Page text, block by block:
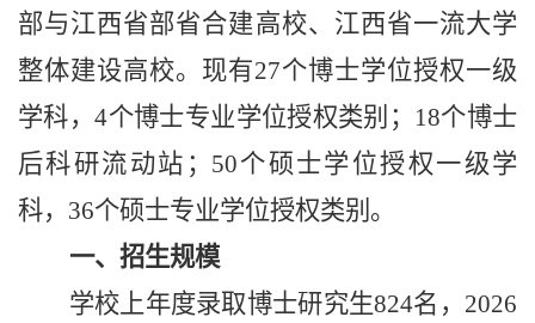
部与江西省部省合建高校、江西省一流大学
整体建设高校。现有27个博士学位授权一级
学科，4个博士专业学位授权类别 ； 18个博士
后科研流动站；50个硕士学位授权一级学
科，36个硕士专业学位授权类别。
一、招生规模
学校上年度录取博士研究生824名， 2026